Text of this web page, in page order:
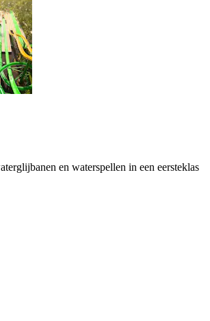
en waterspellen in een eersteklas